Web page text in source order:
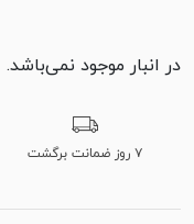
در انبار موجود نمی‌باشد.
۷ روز ضمانت برگشت